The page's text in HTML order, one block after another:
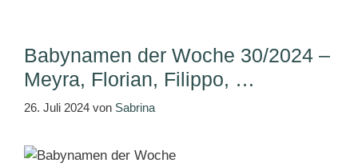
Babynamen der Woche 30/2024 –
Meyra, Florian, Filippo, …
26. Juli 2024 von Sabrina